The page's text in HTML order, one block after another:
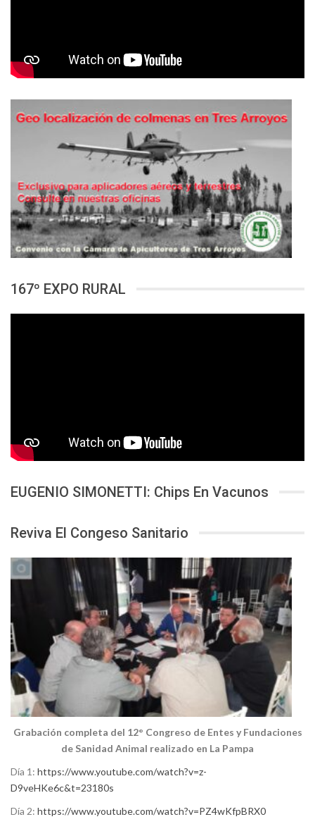
167º EXPO RURAL
EUGENIO SIMONETTI: Chips En Vacunos
Reviva El Congeso Sanitario
Grabación completa del 12° Congreso de Entes y Fundaciones
de Sanidad Animal realizado en La Pampa
Día 1: https://www.youtube.com/watch?v=z-
D9veHKe6c&t=23180s
Día 2: https://www.youtube.com/watch?v=PZ4wKfpBRX0